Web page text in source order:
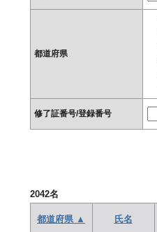
都道府県
修了証番号/登録番号
2042名
都道府県 ▲ 氏名